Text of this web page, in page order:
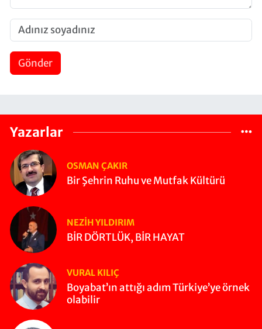
Gönder
Yazarlar
OSMAN ÇAKIR
Bir Şehrin Ruhu ve Mutfak Kültürü
NEZIH YILDIRIM
BİR DÖRTLÜK, BİR HAYAT
VURAL KILIÇ
Boyabat’ın attığı adım Türkiye’ye örnek
olabilir